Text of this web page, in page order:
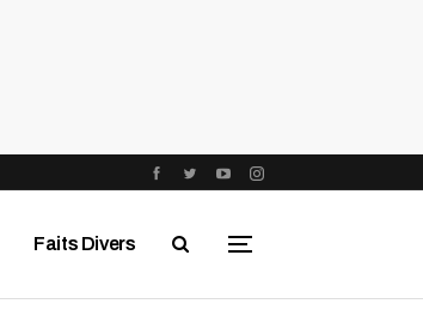
Faits Divers